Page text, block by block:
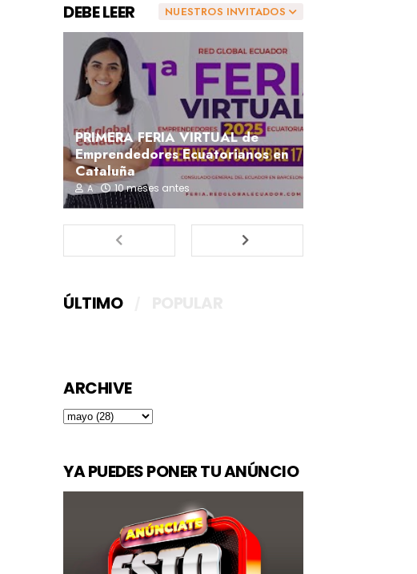
NUESTROS INVITADOS
DEBE LEER
PRIMERA FERIA VIRTUAL de
Emprendedores Ecuatorianos en
Cataluña
A 10 meses antes
ÚLTIMO
ARCHIVE
YA PUEDES PONER TU ANÚNCIO